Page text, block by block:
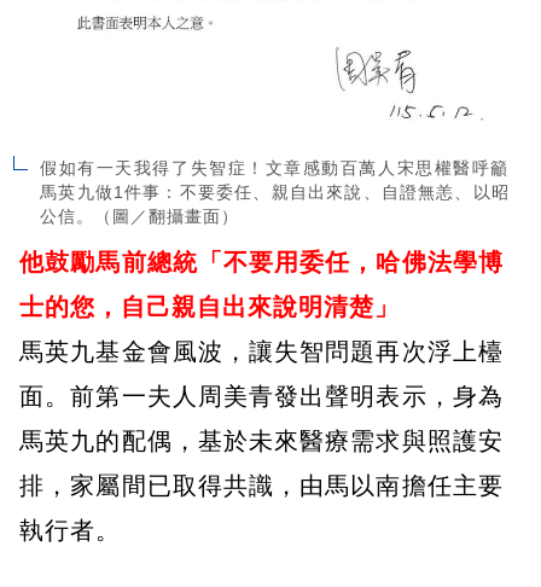
假如有一天我得了失智症！文章感動百萬人宋思權醫呼籲
馬英九做1件事：不要委任、親自出來說、自證無恙、以昭
公信。（圖／翻攝畫面）
他鼓勵馬前總統「不要用委任，哈佛法學博
士的您，自己親自出來說明清楚」
馬英九基金會風波，讓失智問題再次浮上檯
面。前第一夫人周美青發出聲明表示，身為
馬英九的配偶，基於未來醫療需求與照護安
排，家屬間已取得共識，由馬以南擔任主要
執行者。